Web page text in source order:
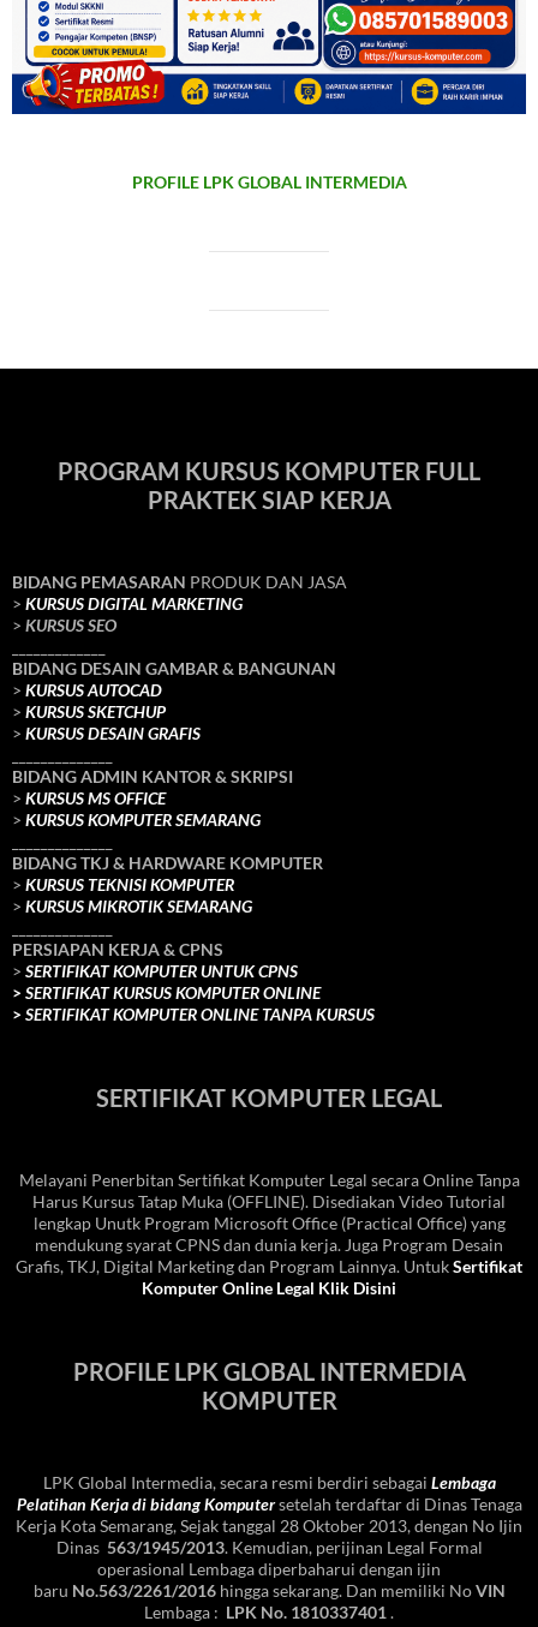
PROFILE LPK GLOBAL INTERMEDIA
PROGRAM KURSUS KOMPUTER FULL
PRAKTEK SIAP KERJA
BIDANG PEMASARAN PRODUK DAN JASA
> KURSUS DIGITAL MARKETING
> KURSUS SEO
BIDANG DESAIN GAMBAR & BANGUNAN
> KURSUS AUTOCAD
> KURSUS SKETCHUP
> KURSUS DESAIN GRAFIS
BIDANG ADMIN KANTOR & SKRIPSI
> KURSUS MS OFFICE
> KURSUS KOMPUTER SEMARANG
BIDANG TKJ & HARDWARE KOMPUTER
> KURSUS TEKNISI KOMPUTER
> KURSUS MIKROTIK SEMARANG
PERSIAPAN KERJA & CPNS
> SERTIFIKAT KOMPUTER UNTUK CPNS
> SERTIFIKAT KURSUS KOMPUTER ONLINE
> SERTIFIKAT KOMPUTER ONLINE TANPA KURSUS
SERTIFIKAT KOMPUTER LEGAL
Melayani Penerbitan Sertifikat Komputer Legal secara Online Tanpa
Harus Kursus Tatap Muka (OFFLINE). Disediakan Video Tutorial
lengkap Unutk Program Microsoft Office (Practical Office) yang
mendukung syarat CPNS dan dunia kerja. Juga Program Desain
Grafis, TKJ, Digital Marketing dan Program Lainnya. UntukSertifikat
Komputer Online Legal Klik Disini
PROFILE LPK GLOBAL INTERMEDIA
KOMPUTER
LPK Global Intermedia, secara resmi berdiri sebagai Lembaga
Pelatihan Kerja di bidang Komputer setelah terdaftar di Dinas Tenaga
Kerja Kota Semarang, Sejak tanggal 28 Oktober 2013, dengan No Ijin
Dinas 563/1945/2013. Kemudian, perijinan Legal Formal
operasional Lembaga diperbaharui dengan ijin
baru No.563/2261/2016hingga sekarang. Dan memiliki NoVIN
Lembaga : LPK No. 1810337401 .